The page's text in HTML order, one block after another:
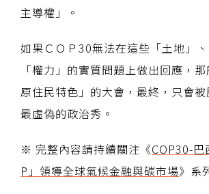
主導權」。
如果ＣＯＰ30無法在這些「土地」、
「權力」的實質問題上做出回應，
原住民特色」的大會，最終，只會
最虛偽的政治秀。
※ 完整內容請持續關注《COP30-巴
P」領導全球氣候金融與碳市場》系